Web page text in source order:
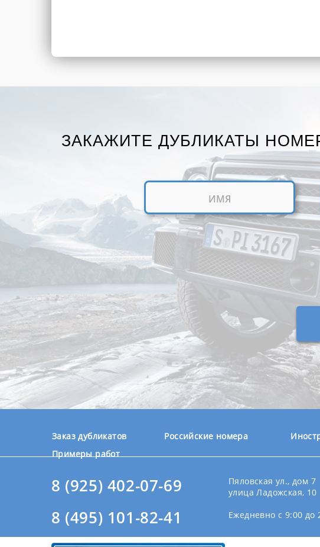
ЗАКАЖИТЕ ДУБЛИКАТЫ
Заказ дубликатов Российские номера
Примеры работ
8 (925) 402-07-69
8 (495) 101-82-41
Пяловская ул., дом 7
улица Ладожская, 10
Ежедневно с 9:00 до